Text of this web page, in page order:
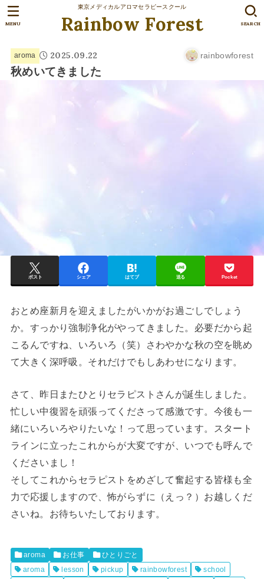
東京メディカルアロマセラピースクール
Rainbow Forest SEARCH
MENU
aroma 2025.09.22 rainbowforest
秋めいてきました
ポスト シェア はてブ 送る Pocket
おとめ座新月を迎えましたがいかがお過ごしでしょう
か。すっかり強制浄化がやってきました。必要だから起
こるんですね、いろいろ（笑）さわやかな秋の空を眺め
て大きく深呼吸。それだけでもしあわせになります。
さて、昨日またひとりセラピストさんが誕生しました。
忙しい中復習を頑張ってくださって感激です。今後も一
緒にいろいろやりたいな！って思っています。スタート
ラインに立ったこれからが大変ですが、いつでも呼んで
くださいまし！
そしてこれからセラピストをめざして奮起する皆様も全
力で応援しますので、怖がらずに（えっ？）お越しくだ
さいね。お待ちいたしております。
aroma お仕事
ひとりごと
aroma
lesson pickup rainbowforest
school